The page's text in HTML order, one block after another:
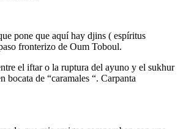
pone que aquí hay djins ( espíritus
fronterizo de Oum Toboul.
el iftar o la ruptura del ayuno y el sukhur
de “caramales “. Carpanta